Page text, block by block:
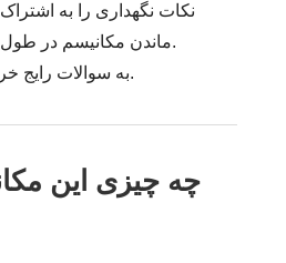
نکات نگهداری را به اشتراک
ماندن مکانیسم در طول زمان کمک می کند.
به سوالات رایج خرید و فنی پاسخ دهید.
چه چیزی این